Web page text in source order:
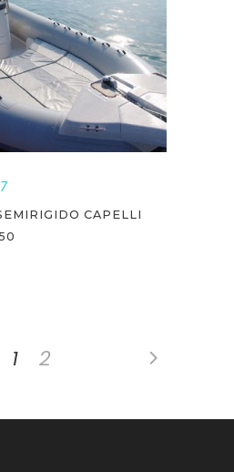
CAPELLI
1 2